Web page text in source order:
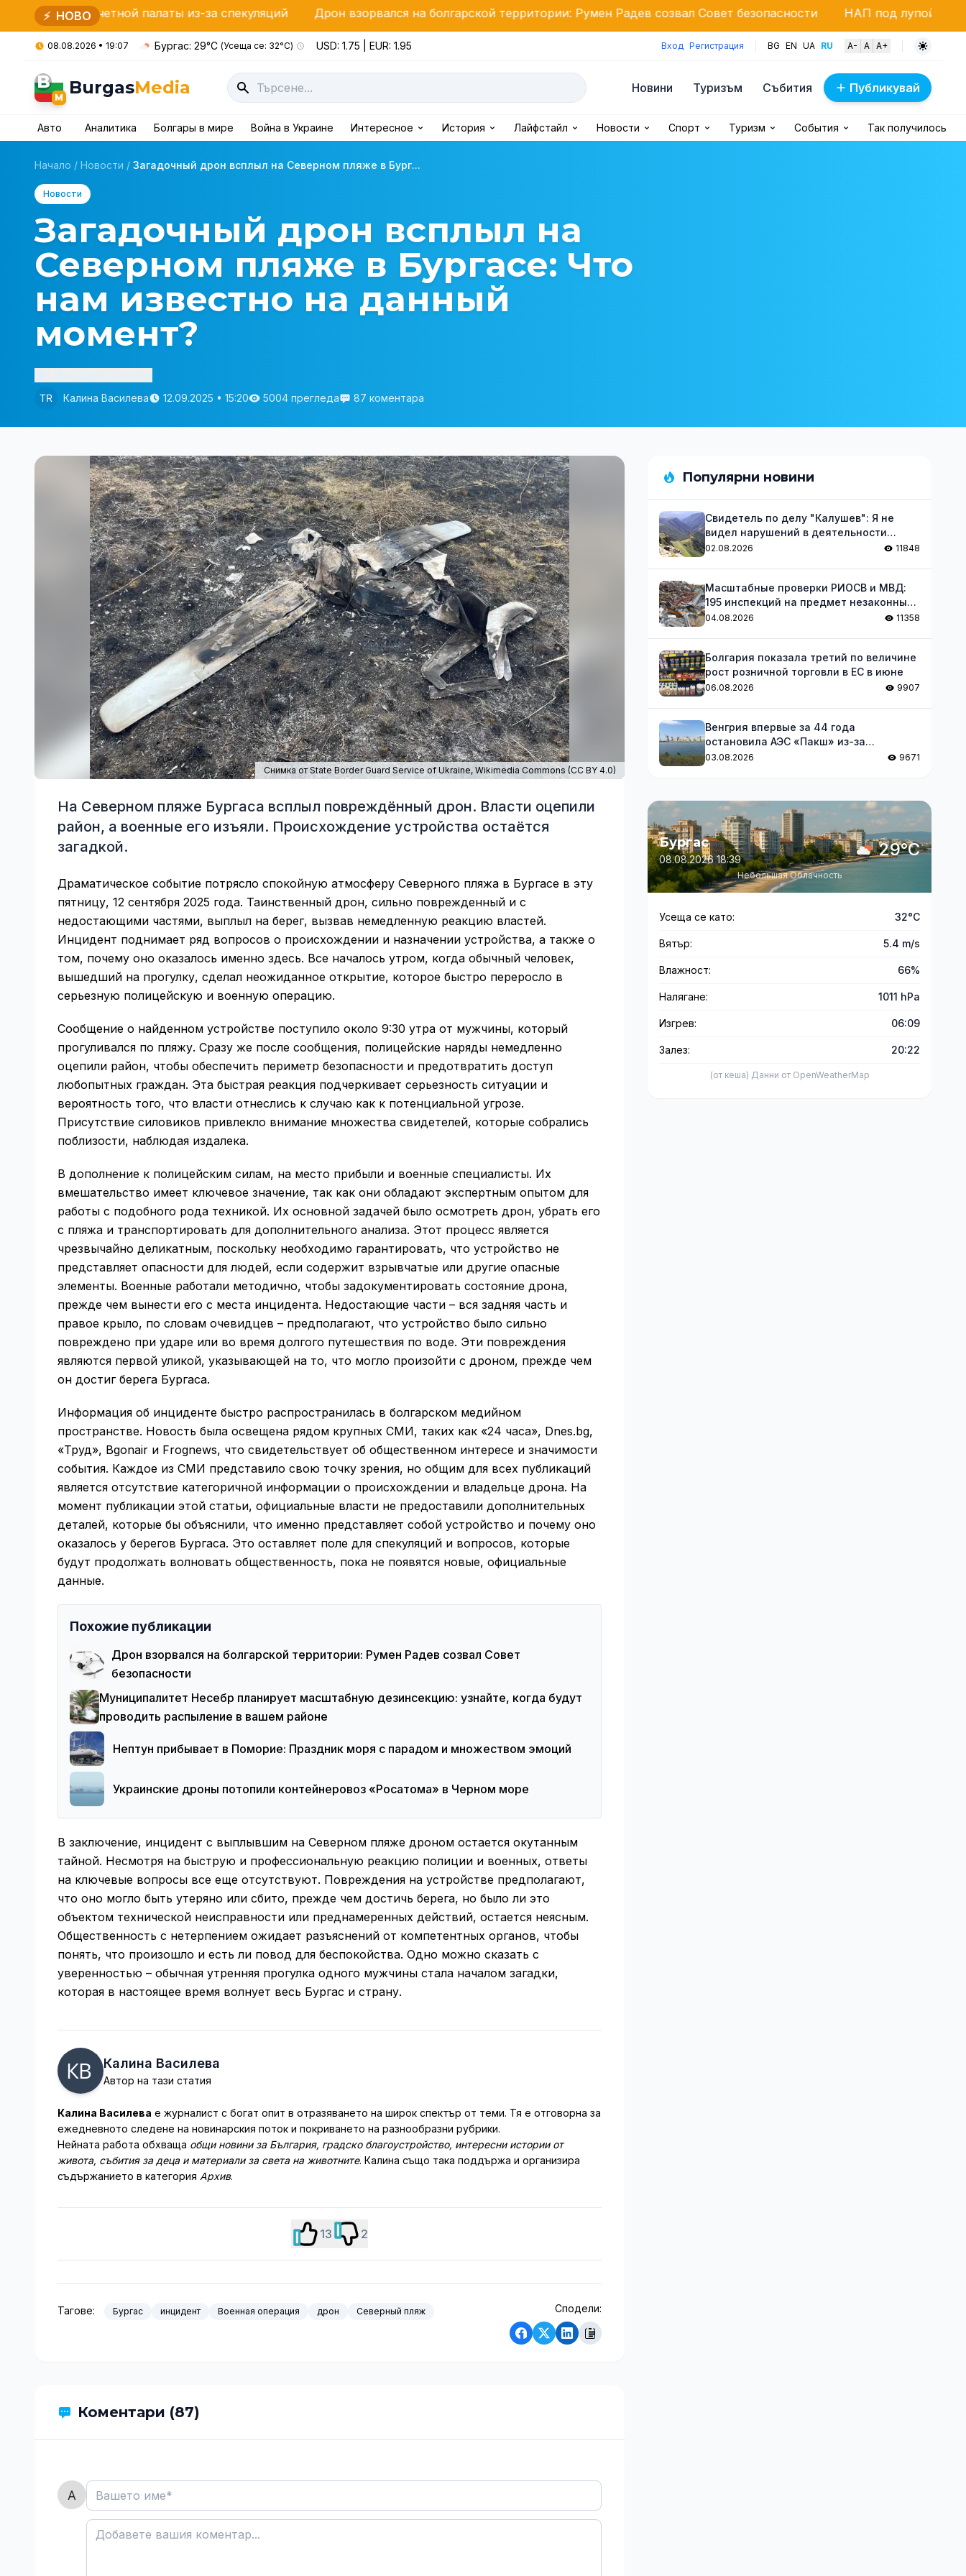
⚡ НОВО
палаты из-за спекуляций Дрон взорвался на болгарской территории: Румен Радев созвал Совет безопасности НАП под лупой: массовые
08.08.2026 • 19:07 Бургас: 29°C (Усеща се: 32°C) USD: 1.75 | EUR: 1.95 Вход Регистрация BG EN UA RU A- A A+
B
M BurgasMedia Новини Туризъм Събития Публикувай
Авто Аналитика Болгары в мире Война в Украине Интересное История Лайфстайл Новости Спорт Туризм События Так получилось
Начало / Новости / Загадочный дрон всплыл на Северном пляже в Бург...
Новости
Загадочный дрон всплыл на
Северном пляже в Бургасе: Что
нам известно на данный
момент?
Калина Василева
12.09.2025 • 15:20 5004 прегледа 87 коментара
Снимка от State Border Guard Service of Ukraine,Wikimedia Commons(CC BY 4.0)
На Северном пляже Бургаса всплыл повреждённый дрон. Власти оцепили
район, а военные его изъяли. Происхождение устройства остаётся
загадкой.
Драматическое событие потрясло спокойную атмосферу Северного пляжа в Бургасе в эту
пятницу, 12 сентября 2025 года. Таинственный дрон, сильно поврежденный и с
недостающими частями, выплыл на берег, вызвав немедленную реакцию властей.
Инцидент поднимает ряд вопросов о происхождении и назначении устройства, а также о
том, почему оно оказалось именно здесь. Все началось утром, когда обычный человек,
вышедший на прогулку, сделал неожиданное открытие, которое быстро переросло в
серьезную полицейскую и военную операцию.
Сообщение о найденном устройстве поступило около 9:30 утра от мужчины, который
прогуливался по пляжу. Сразу же после сообщения, полицейские наряды немедленно
оцепили район, чтобы обеспечить периметр безопасности и предотвратить доступ
любопытных граждан. Эта быстрая реакция подчеркивает серьезность ситуации и
вероятность того, что власти отнеслись к случаю как к потенциальной угрозе.
Присутствие силовиков привлекло внимание множества свидетелей, которые собрались
поблизости, наблюдая издалека.
В дополнение к полицейским силам, на место прибыли и военные специалисты. Их
вмешательство имеет ключевое значение, так как они обладают экспертным опытом для
работы с подобного рода техникой. Их основной задачей было осмотреть дрон, убрать его
с пляжа и транспортировать для дополнительного анализа. Этот процесс является
чрезвычайно деликатным, поскольку необходимо гарантировать, что устройство не
представляет опасности для людей, если содержит взрывчатые или другие опасные
элементы. Военные работали методично, чтобы задокументировать состояние дрона,
прежде чем вынести его с места инцидента. Недостающие части – вся задняя часть и
правое крыло, по словам очевидцев – предполагают, что устройство было сильно
повреждено при ударе или во время долгого путешествия по воде. Эти повреждения
являются первой уликой, указывающей на то, что могло произойти с дроном, прежде чем
он достиг берега Бургаса.
Информация об инциденте быстро распространилась в болгарском медийном
пространстве. Новость была освещена рядом крупных СМИ, таких как «24 часа», Dnes.bg,
«Труд», Bgonair и Frognews, что свидетельствует об общественном интересе и значимости
события. Каждое из СМИ представило свою точку зрения, но общим для всех публикаций
является отсутствие категоричной информации о происхождении и владельце дрона. На
момент публикации этой статьи, официальные власти не предоставили дополнительных
деталей, которые бы объяснили, что именно представляет собой устройство и почему оно
оказалось у берегов Бургаса. Это оставляет поле для спекуляций и вопросов, которые
будут продолжать волновать общественность, пока не появятся новые, официальные
данные.
Похожие публикации
Дрон взорвался на болгарской территории: Румен Радев созвал Совет
безопасности
Муниципалитет Несебр планирует масштабную дезинсекцию: узнайте, когда будут
проводить распыление в вашем районе
Нептун прибывает в Поморие: Праздник моря с парадом и множеством эмоций
Украинские дроны потопили контейнеровоз «Росатома» в Черном море
В заключение, инцидент с выплывшим на Северном пляже дроном остается окутанным
тайной. Несмотря на быструю и профессиональную реакцию полиции и военных, ответы
на ключевые вопросы все еще отсутствуют. Повреждения на устройстве предполагают,
что оно могло быть утеряно или сбито, прежде чем достичь берега, но было ли это
объектом технической неисправности или преднамеренных действий, остается неясным.
Общественность с нетерпением ожидает разъяснений от компетентных органов, чтобы
понять, что произошло и есть ли повод для беспокойства. Одно можно сказать с
уверенностью – обычная утренняя прогулка одного мужчины стала началом загадки,
которая в настоящее время волнует весь Бургас и страну.
Калина Василева
Автор на тази статия
Калина Василева е журналист с богат опит в отразяването на широк спектър от теми. Тя е отговорна за
ежедневното следене на новинарския поток и покриването на разнообразни рубрики.
Нейната работа обхваща общи новини за България, градско благоустройство, интересни истории от
живота, събития за деца и материали за света на животните. Калина също така поддържа и организира
съдържанието в категория Архив.
13 2
Тагове: Бургас инцидент Военная операция дрон Северный пляж Сподели:
Коментари (87)
Популярни новини
Свидетель по делу "Калушев": Я не
видел нарушений в деятельности
группы
02.08.2026 11848
Масштабные проверки РИОСВ и МВД:
195 инспекций на предмет незаконных
отходов
04.08.2026 11358
Болгария показала третий по величине
рост розничной торговли в ЕС в июне
06.08.2026 9907
Венгрия впервые за 44 года
остановила АЭС «Пакш» из-за
обмеления Дуная
03.08.2026 9671
Бургас
08.08.2026 18:39 29°C
Небольшая Облачность
Усеща се като: 32°C
Вятър: 5.4 m/s
Влажност: 66%
Налягане: 1011 hPa
Изгрев: 06:09
Залез: 20:22
(от кеша) Данни от OpenWeatherMap